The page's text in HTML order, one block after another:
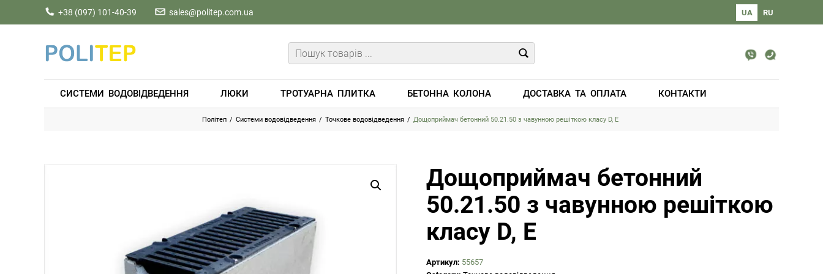
+38 (097) 101-40-39 sales@politep.com.ua UA RU
СИСТЕМИ ВОДОВІДВЕДЕННЯ ЛЮКИ ТРОТУАРНА ПЛИТКА БЕТОННА КОЛОНА ДОСТАВКА ТА ОПЛАТА КОНТАКТИ
Політеп / Системи водовідведення / Точкове водовідведення / Дощоприймач бетонний 50.21.50 з чавунною решіткою класу D, E
Дощоприймач бетонний
50.21.50 з чавунною решіткою
класу D, E
Артикул: 55657